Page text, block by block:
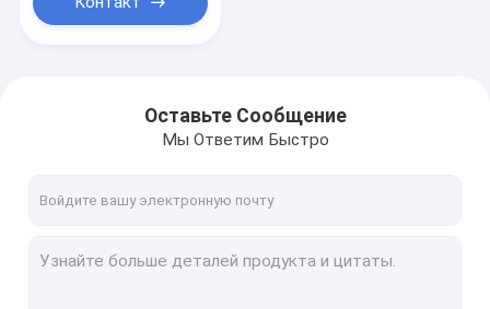
Оставьте Сообщение
Мы Ответим Быстро